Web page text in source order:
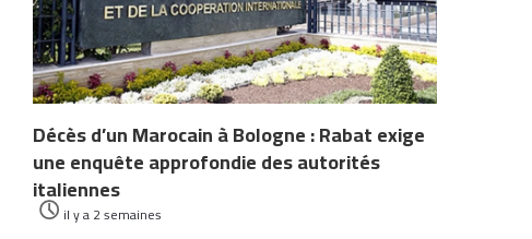
Décès d’un Marocain à Bologne : Rabat exige
une enquête approfondie des autorités
italiennes
il y a 2 semaines